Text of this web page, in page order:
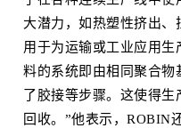
大潜力，如热塑性挤出、
用于为运输或工业应用
料的系统即由相同聚合物
了胶接等步骤。这使得
回收。”他表示，ROBIN